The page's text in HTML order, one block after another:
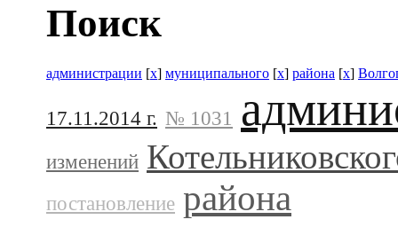
Поиск
администрации [x] муниципального [x] района [x]
17.11.2014 г. № 1031
изменений
постановление района